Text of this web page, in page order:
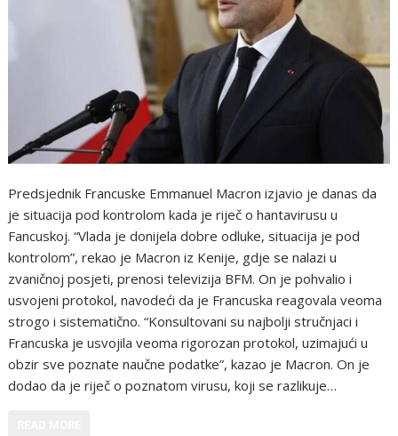
Predsjednik Francuske Emmanuel Macron izjavio je danas da
je situacija pod kontrolom kada je riječ o hantavirusu u
Fancuskoj. “Vlada je donijela dobre odluke, situacija je pod
kontrolom”, rekao je Macron iz Kenije, gdje se nalazi u
zvaničnoj posjeti, prenosi televizija BFM. On je pohvalio i
usvojeni protokol, navodeći da je Francuska reagovala veoma
strogo i sistematično. “Konsultovani su najbolji stručnjaci i
Francuska je usvojila veoma rigorozan protokol, uzimajući u
obzir sve poznate naučne podatke”, kazao je Macron. On je
dodao da je riječ o poznatom virusu, koji se razlikuje…